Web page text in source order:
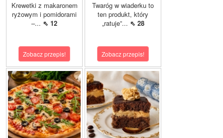
Krewetki z makaronem
ryżowym i pomidorami
–... ⇖ 12
Zobacz przepis!
Twaróg w wiaderku to
ten produkt, który
„ratuje”... ⇖ 28
Zobacz przepis!